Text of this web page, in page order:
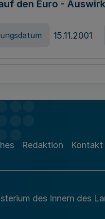
den Euro -
15.11.2001
Verteilung von
Redaktion Kontakt
des Innern des